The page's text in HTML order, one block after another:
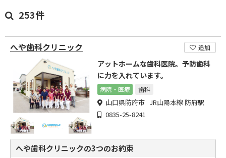
253件
へや歯科クリニック 追加
アットホームな歯科医院。予防歯科
に力を入れています。
病院・医療 歯科
山口県防府市 JR山陽本線 防府駅
0835-25-8241
へや歯科クリニックの3つのお約束